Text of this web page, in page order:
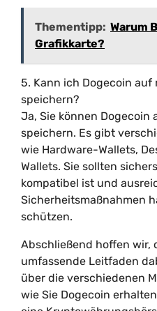
Thementipp: Warum
Grafikkarte?
5. Kann ich Dogecoin
speichern?
Ja, Sie können Dogecoin
speichern. Es gibt
wie Hardware-Wallets,
Wallets. Sie sollten
kompatibel ist und
Sicherheitsmaßnahmen
schützen.
Abschließend hoffen wir,
umfassende Leitfaden
über die verschiedenen
wie Sie Dogecoin